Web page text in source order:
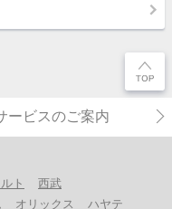
ービスのご案内
ト
西武
オリックス ハヤテ